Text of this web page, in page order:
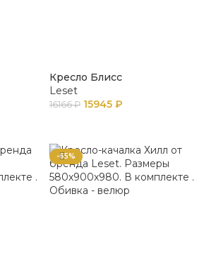
Кресло Блисс
Leset
16166₽ 15945 ₽
-65%